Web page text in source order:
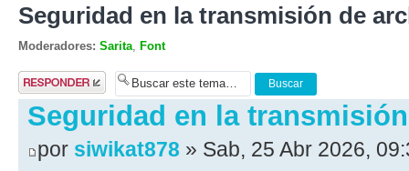
Seguridad en la transmisión de
Moderadores: Sarita Font
Publicar una
respuesta
Seguridad en la
por siwikat878 » Sab, 25 Abr 2026,